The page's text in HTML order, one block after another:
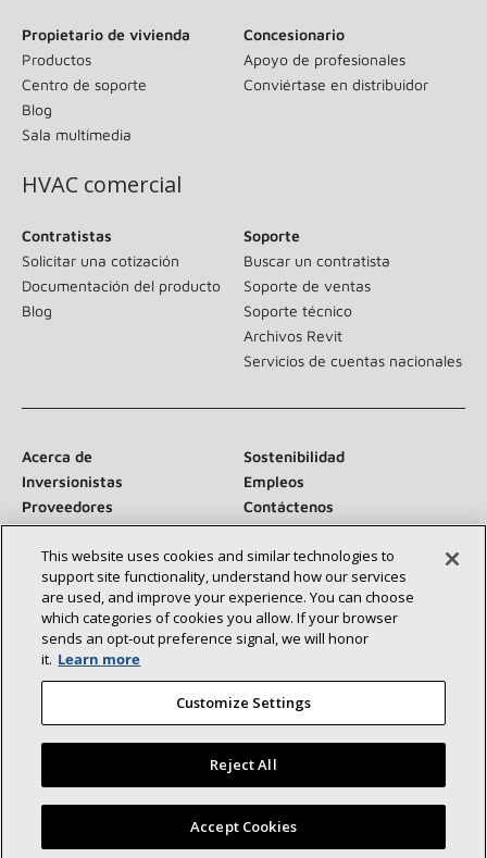
Propietario de vivienda
Productos
Centro de soporte
Blog
Sala multimedia
Concesionario
Apoyo de profesionales
Conviértase en distribuidor
HVAC comercial
Contratistas
Solicitar una cotización
Documentación del producto
Blog
Soporte
Buscar un contratista
Soporte de ventas
Soporte técnico
Archivos Revit
Servicios de cuentas nacionales
Acerca de
Sostenibilidad
Inversionistas
Empleos
Proveedores
Contáctenos
Sala de prensa
Conéctese con nosotros:
©2026 Lennox International Inc.
Declaración de accesibilidad
Privacidad
Términos y condiciones
This website uses cookies and similar technologies to
support site functionality, understand how our services
are used, and improve your experience. You can choose
which categories of cookies you allow. If your browser
sends an opt‑out preference signal, we will honor
it. Learn more
Customize Settings
Reject All
Accept Cookies